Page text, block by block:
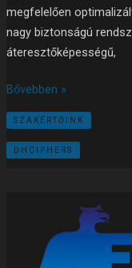
megfelelően
nagy biztonságú
áteresztőképességű,
Bővebben »
SZAKÉRTŐINK
DHCIPHERS